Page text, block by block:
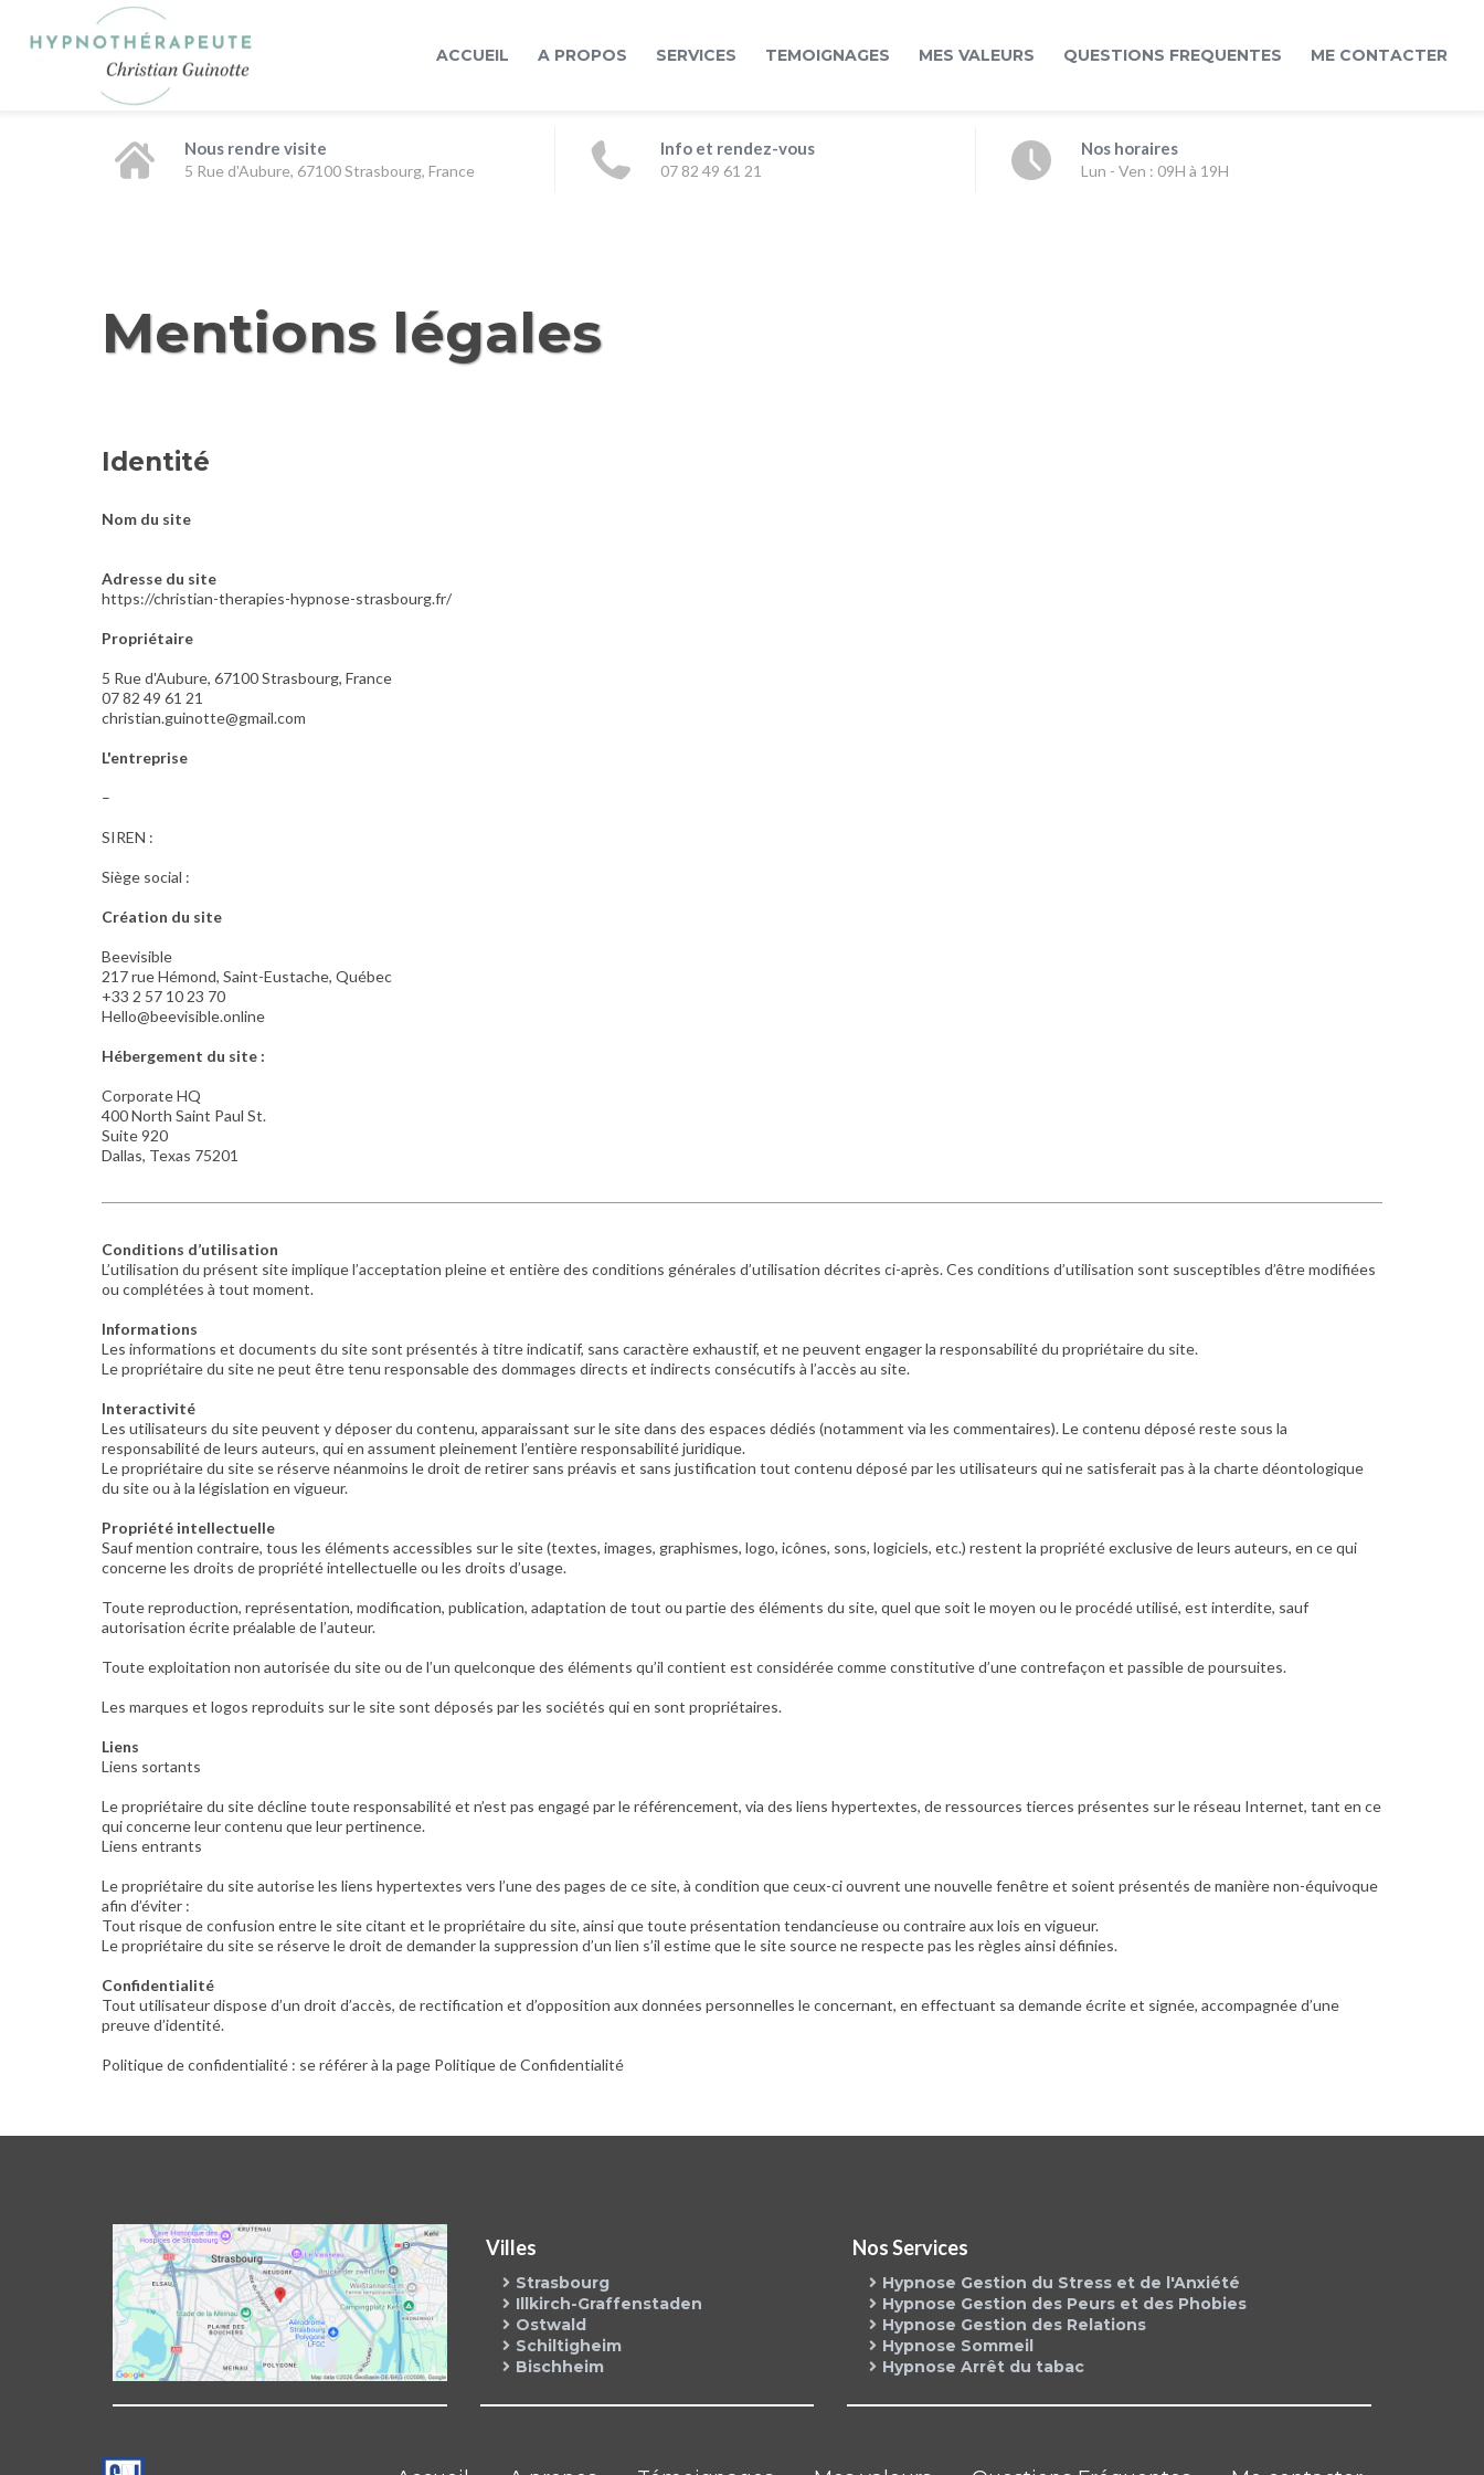
ACCUEIL A PROPOS SERVICES TEMOIGNAGES MES VALEURS QUESTIONS FREQUENTES ME CONTACTER
Nous rendre visite
5 Rue d'Aubure, 67100 Strasbourg, France
Info et rendez-vous
07 82 49 61 21
Nos horaires
Lun - Ven : 09H à 19H
Mentions légales
Identité
Nom du site
Adresse du site
https://christian-therapies-hypnose-strasbourg.fr/
Propriétaire
5 Rue d'Aubure, 67100 Strasbourg, France
07 82 49 61 21
christian.guinotte@gmail.com
L'entreprise
–
SIREN :
Siège social :
Création du site
Beevisible
217 rue Hémond, Saint-Eustache, Québec
+33 2 57 10 23 70
Hello@beevisible.online
Hébergement du site :
Corporate HQ
400 North Saint Paul St.
Suite 920
Dallas, Texas 75201
Conditions d’utilisation
L’utilisation du présent site implique l’acceptation pleine et entière des conditions générales d’utilisation décrites ci-après. Ces conditions d’utilisation sont susceptibles d’être modifiées
ou complétées à tout moment.
Informations
Les informations et documents du site sont présentés à titre indicatif, sans caractère exhaustif, et ne peuvent engager la responsabilité du propriétaire du site.
Le propriétaire du site ne peut être tenu responsable des dommages directs et indirects consécutifs à l’accès au site.
Interactivité
Les utilisateurs du site peuvent y déposer du contenu, apparaissant sur le site dans des espaces dédiés (notamment via les commentaires). Le contenu déposé reste sous la
responsabilité de leurs auteurs, qui en assument pleinement l’entière responsabilité juridique.
Le propriétaire du site se réserve néanmoins le droit de retirer sans préavis et sans justification tout contenu déposé par les utilisateurs qui ne satisferait pas à la charte déontologique
du site ou à la législation en vigueur.
Propriété intellectuelle
Sauf mention contraire, tous les éléments accessibles sur le site (textes, images, graphismes, logo, icônes, sons, logiciels, etc.) restent la propriété exclusive de leurs auteurs, en ce qui
concerne les droits de propriété intellectuelle ou les droits d’usage.
Toute reproduction, représentation, modification, publication, adaptation de tout ou partie des éléments du site, quel que soit le moyen ou le procédé utilisé, est interdite, sauf
autorisation écrite préalable de l’auteur.
Toute exploitation non autorisée du site ou de l’un quelconque des éléments qu’il contient est considérée comme constitutive d’une contrefaçon et passible de poursuites.
Les marques et logos reproduits sur le site sont déposés par les sociétés qui en sont propriétaires.
Liens
Liens sortants
Le propriétaire du site décline toute responsabilité et n’est pas engagé par le référencement, via des liens hypertextes, de ressources tierces présentes sur le réseau Internet, tant en ce
qui concerne leur contenu que leur pertinence.
Liens entrants
Le propriétaire du site autorise les liens hypertextes vers l’une des pages de ce site, à condition que ceux-ci ouvrent une nouvelle fenêtre et soient présentés de manière non-équivoque
afin d’éviter :
Tout risque de confusion entre le site citant et le propriétaire du site, ainsi que toute présentation tendancieuse ou contraire aux lois en vigueur.
Le propriétaire du site se réserve le droit de demander la suppression d’un lien s’il estime que le site source ne respecte pas les règles ainsi définies.
Confidentialité
Tout utilisateur dispose d’un droit d’accès, de rectification et d’opposition aux données personnelles le concernant, en effectuant sa demande écrite et signée, accompagnée d’une
preuve d’identité.
Politique de confidentialité : se référer à la page Politique de Confidentialité
Villes
Strasbourg
Illkirch-Graffenstaden
Ostwald
Schiltigheim
Bischheim
Nos Services
Hypnose Gestion du Stress et de l'Anxiété
Hypnose Gestion des Peurs et des Phobies
Hypnose Gestion des Relations
Hypnose Sommeil
Hypnose Arrêt du tabac